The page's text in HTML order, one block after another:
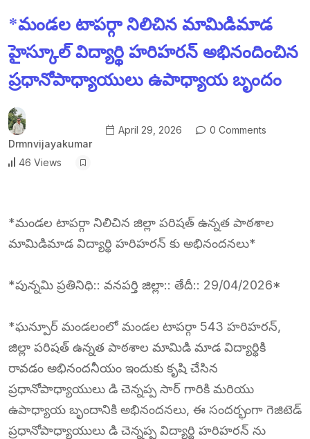
*మండల టాపర్గా నిలిచిన మామిడిమాడ
హైస్కూల్ విద్యార్థి హరిహరన్ అభినందించిన
ప్రధానోపాధ్యాయులు ఉపాధ్యాయ బృందం
Drmnvijayakumar
April 29, 2026 0 Comments
46 Views
*మండల టాపర్గా నిలిచిన జిల్లా పరిషత్ ఉన్నత పాఠశాల
మామిడిమాడ విద్యార్థి హరిహరన్ కు అభినందనలు*
*పున్నమి ప్రతినిధి:: వనపర్తి జిల్లా:: తేదీ:: 29/04/2026*
*ఘన్పూర్ మండలంలో మండల టాపర్గా 543 హరిహరన్,
జిల్లా పరిషత్ ఉన్నత పాఠశాల మామిడి మాడ విద్యార్థికి
రావడం అభినందనీయం ఇందుకు కృషి చేసిన
ప్రధానోపాధ్యాయులు డి చెన్నప్ప సార్ గారికి మరియు
ఉపాధ్యాయ బృందానికి అభినందనలు, ఈ సందర్భంగా గెజిటెడ్
ప్రధానోపాధ్యాయులు డి చెన్నప్ప విద్యార్థి హరిహరన్ ను